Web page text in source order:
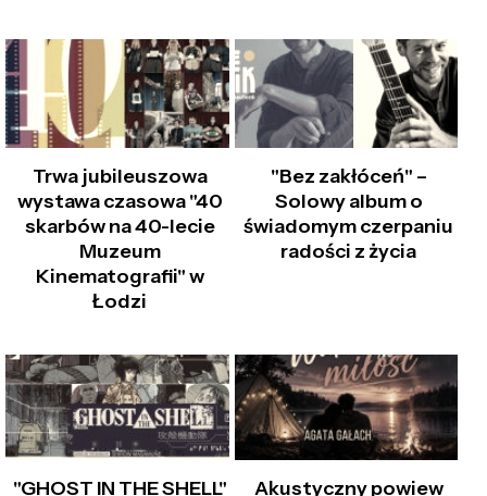
Trwa jubileuszowa
wystawa czasowa "40
skarbów na 40-lecie
Muzeum
Kinematografii" w
Łodzi
"Bez zakłóceń" –
Solowy album o
świadomym czerpaniu
radości z życia
"GHOST IN THE SHELL" Akustyczny powiew